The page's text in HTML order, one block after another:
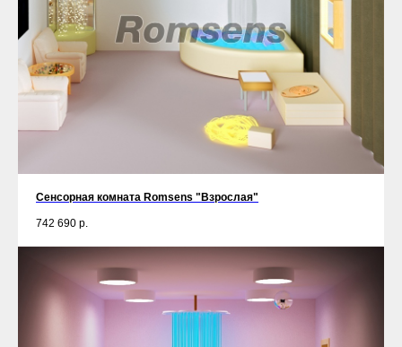
Сенсорная комната Romsens "Взрослая"
742 690 р.